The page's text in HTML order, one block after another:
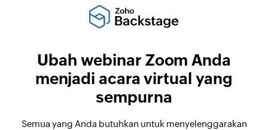
Ubah webinar Zoom Anda
menjadi acara virtual yang
sempurna
Semua yang Anda butuhkan untuk menyelenggarakan